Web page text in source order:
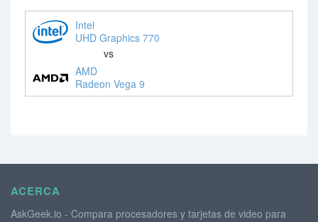
Intel
UHD Graphics 770
vs
AMD
Radeon Vega 9
ACERCA
AskGeek.io - Compara procesadores y tarjetas de video para